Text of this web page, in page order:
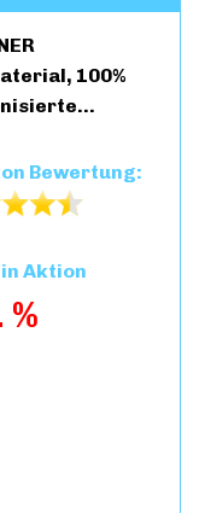
100%
Bewertung:
Aktion